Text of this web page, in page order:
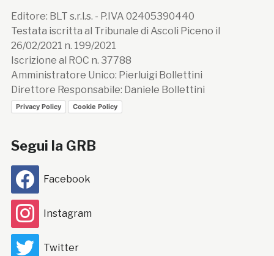
Editore: BLT s.r.l.s. - P.IVA 02405390440
Testata iscritta al Tribunale di Ascoli Piceno il
26/02/2021 n. 199/2021
Iscrizione al ROC n. 37788
Amministratore Unico: Pierluigi Bollettini
Direttore Responsabile: Daniele Bollettini
Privacy Policy Cookie Policy
Segui la GRB
Facebook
Instagram
Twitter